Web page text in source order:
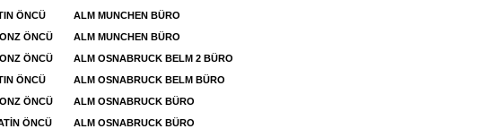
ÖNCÜ
ALM MUNCHEN BÜRO
ÖNCÜ
ALM MUNCHEN BÜRO
ÖNCÜ
ALM OSNABRUCK BELM 2 BÜRO
ÖNCÜ
ALM OSNABRUCK BELM BÜRO
ÖNCÜ
ALM OSNABRUCK BÜRO
ÖNCÜ
ALM OSNABRUCK BÜRO